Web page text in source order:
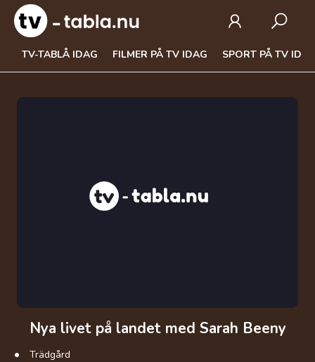
TV-TABLÅ IDAG FILMER PÅ TV IDAG SPORT PÅ TV
Nya livet på landet med Sarah Beeny
Trädgård